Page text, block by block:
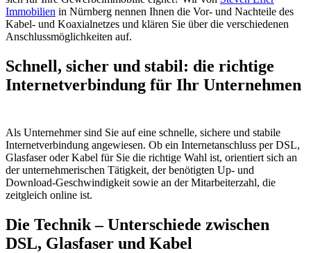
Immobilien in Nürnberg nennen Ihnen die Vor- und Nachteile des
Kabel- und Koaxialnetzes und klären Sie über die verschiedenen
Anschlussmöglichkeiten auf.
Schnell, sicher und stabil: die richtige
Internetverbindung für Ihr Unternehmen
Als Unternehmer sind Sie auf eine schnelle, sichere und stabile
Internetverbindung angewiesen. Ob ein Internetanschluss per DSL,
Glasfaser oder Kabel für Sie die richtige Wahl ist, orientiert sich an
der unternehmerischen Tätigkeit, der benötigten Up- und
Download-Geschwindigkeit sowie an der Mitarbeiterzahl, die
zeitgleich online ist.
Die Technik – Unterschiede zwischen
DSL, Glasfaser und Kabel